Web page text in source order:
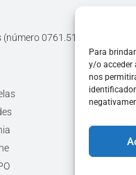
Para
y/o acceder
nos
(número 0761.516.118) y